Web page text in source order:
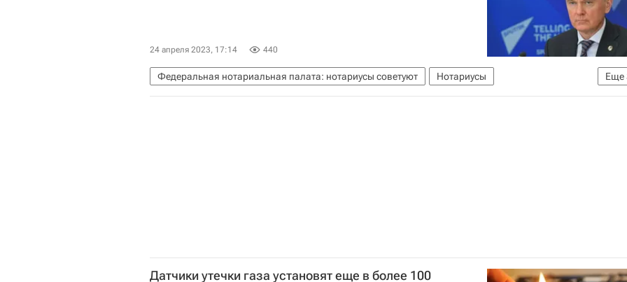
24 апреля 2023, 17:14 440
Еще
Федеральная нотариальная палата: нотариусы советуют
Нотариусы
Федеральная нотариальная палата
Россия Константин Корсик
Датчики утечки газа установят еще в более 100